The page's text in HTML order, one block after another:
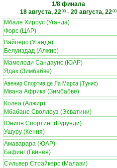
1/8 финала
18 августа, 2200- 20 августа, 2200
Мбале Хироус (Уганда)
Форс (ЦАР)
Вайперс (Уганда)
Белуиздад (Алжир)
Мамелоди Сандаунс (ЮАР)
Ядах (Зимбабве)
Авенир Спортив де Ла Марса (Тунис)
Мвана Африка (Зимбабве)
Колеа (Алжир)
Мбабане Своллоуз (Эсватини)
Юнион Спортинг (Бурунди)
Ушуру (Кения)
Амаварара (ЮАР)
Бафинг (Гвинея)
Сильвер Страйкерс (Малави)